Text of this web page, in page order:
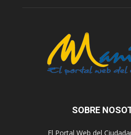
SOBRE
El Portal Web del